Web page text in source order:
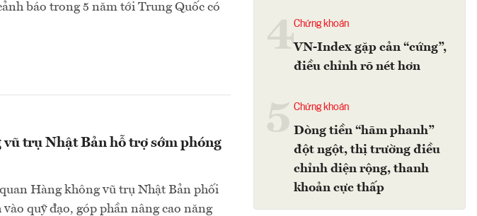
báo trong 5 năm tới Trung Quốc có
trụ Nhật Bản hỗ trợ sớm phóng
Hàng không vũ trụ Nhật Bản phối
quỹ đạo, góp phần nâng cao năng
4Chứng khoán
VN-Index gặp cản “cứng”,
điều chỉnh rõ nét hơn
Chứng khoán
Dòng tiền “hãm phanh”
đột ngột, thị trường điều
chỉnh diện rộng, thanh
khoản cực thấp